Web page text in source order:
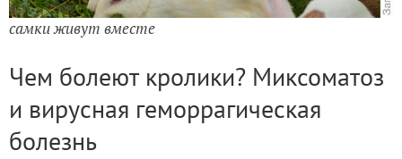
самки живут вместе
Чем болеют кролики? Миксоматоз
и вирусная геморрагическая
болезнь